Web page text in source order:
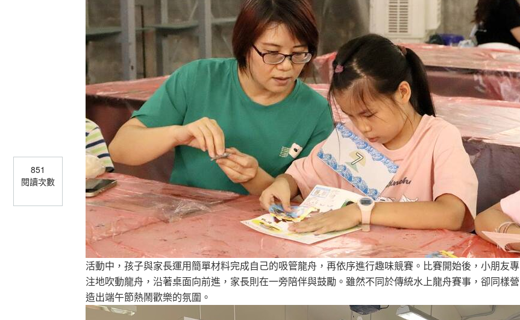
851
閱讀次數
活動中，孩子與家長運用簡單材料完成自己的吸管龍舟，再依序進行趣味競賽。比賽開始後，小朋友專
注地吹動龍舟，沿著桌面向前進，家長則在一旁陪伴與鼓勵。雖然不同於傳統水上龍舟賽事，卻同樣營
造出端午節熱鬧歡樂的氛圍。